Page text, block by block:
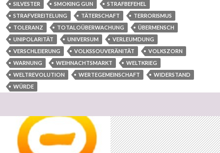
SILVESTER
SMOKING GUN
STRAFBEFEHEL
STRAFVEREITELUNG
TÄTERSCHAFT
TERRORISMUS
TOLERANZ
TOTALOÜBERWACHUNG
ÜBERMENSCH
UNIPOLARITÄT
UNIVERSUM
VERLEUMDUNG
VERSCHLEIERUNG
VOLKSSOUVERÄNITÄT
VOLKSZORN
WARNUNG
WEIHNACHTSMARKT
WELTKRIEG
WELTREVOLUTION
WERTEGEMEINSCHAFT
WIDERSTAND
WÜRDE